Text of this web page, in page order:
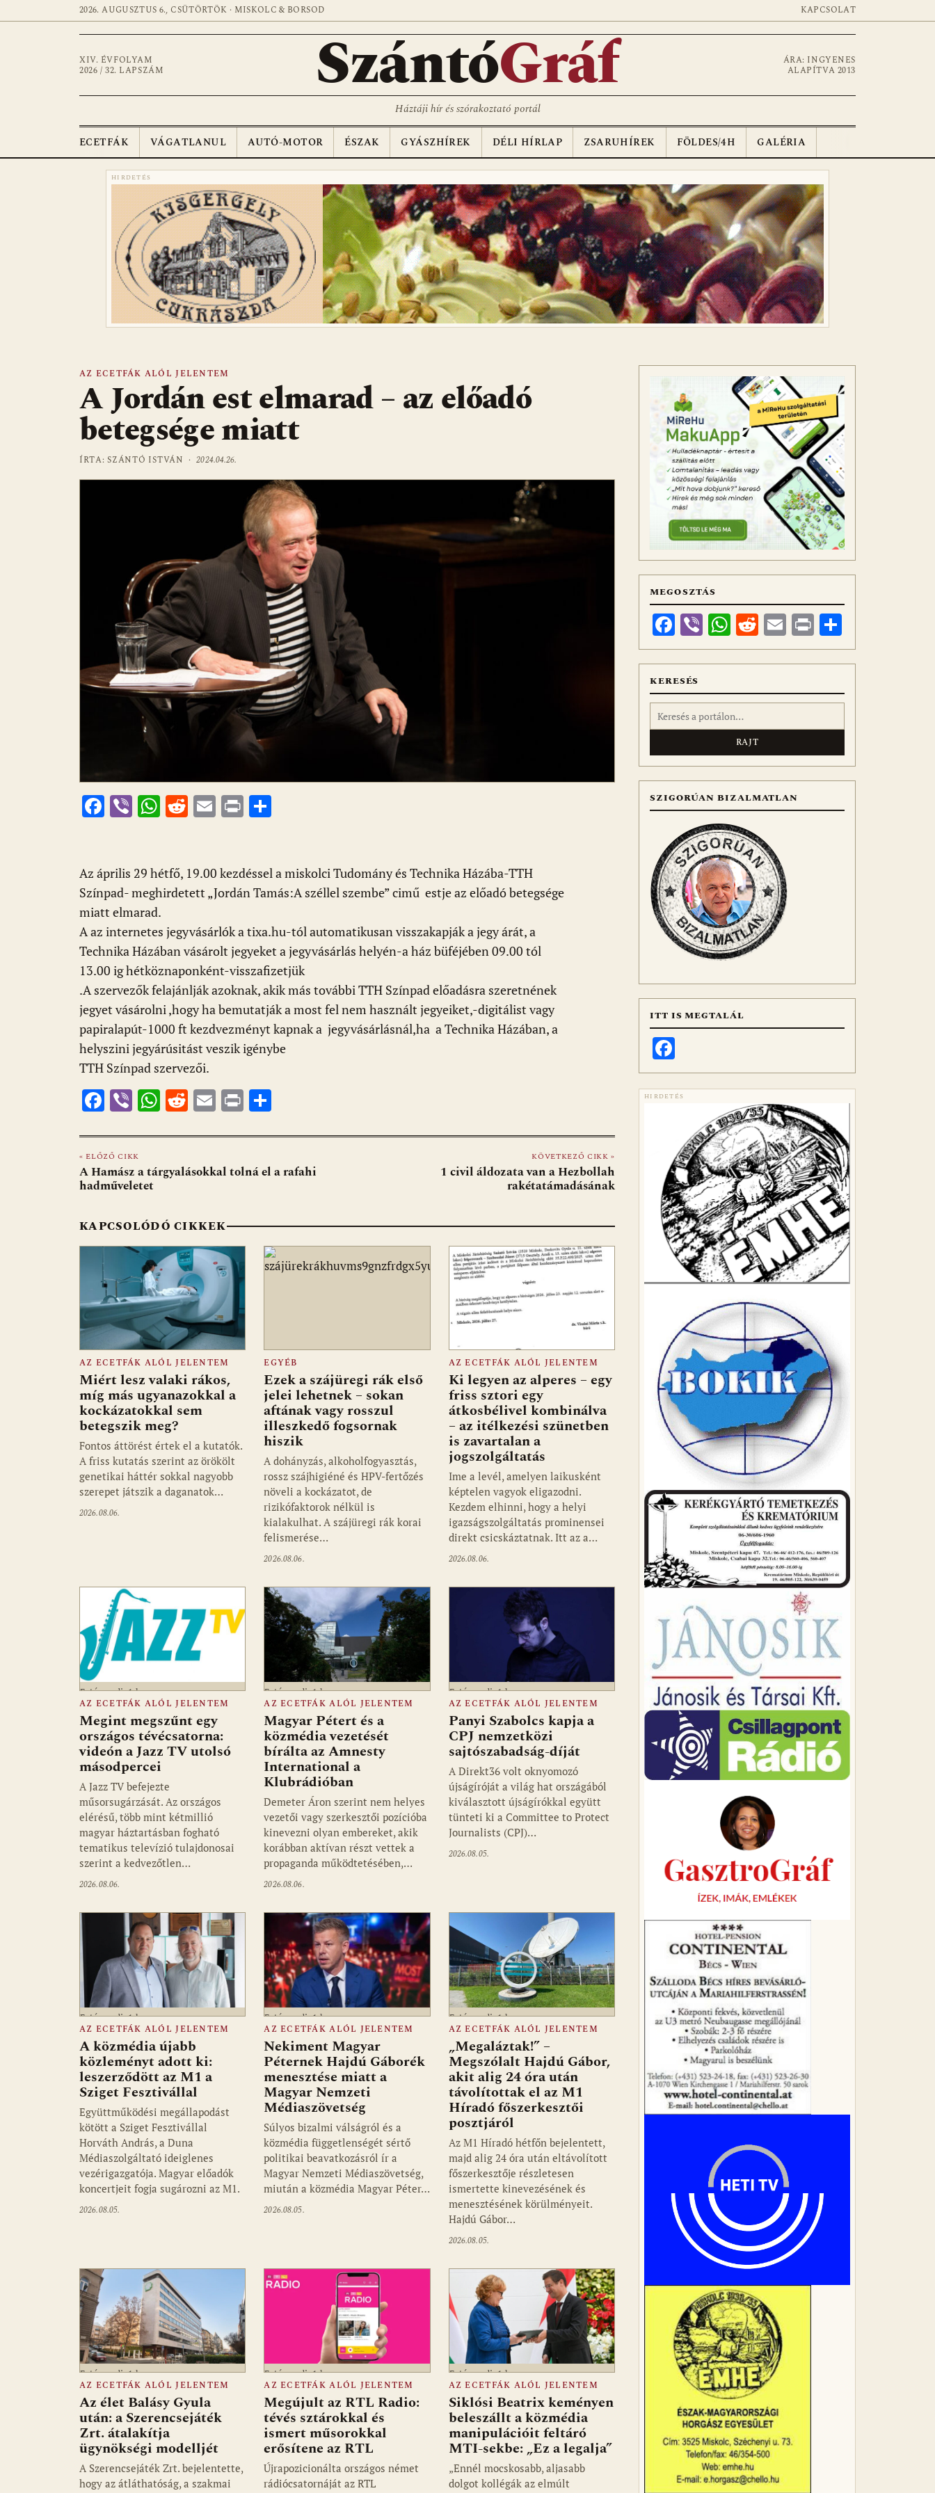
2026. AUGUSZTUS 6., CSÜTÖRTÖK · MISKOLC & BORSOD KAPCSOLAT
XIV. ÉVFOLYAM
2026 / 32. LAPSZÁM
SzántóGráf
ÁRA: INGYENES
ALAPÍTVA 2013
Háztáji hír és szórakoztató portál
ECETFÁK VÁGATLANUL AUTÓ-MOTOR ÉSZAK GYÁSZHÍREK DÉLI HÍRLAP ZSARUHÍREK FÖLDES/4H GALÉRIA
HIRDETÉS
AZ ECETFÁK ALÓL JELENTEM
A Jordán est elmarad – az előadó
betegsége miatt
ÍRTA: SZÁNTÓ ISTVÁN ·2024.04.26.
F
b
o
o
k
Vi W
s
A
p
p
R
di
t
E
l
Pr
m
e
Az április 29 hétfő, 19.00 kezdéssel a miskolci Tudomány és Technika Házába-TTH
Színpad- meghirdetett „Jordán Tamás:A széllel szembe” cimű estje az előadó betegsége
miatt elmarad.
A az internetes jegyvásárlók a tixa.hu-tól automatikusan visszakapják a jegy árát, a
Technika Házában vásárolt jegyeket a jegyvásárlás helyén-a ház büféjében 09.00 tól
13.00 ig hétköznaponként-visszafizetjük
.A szervezők felajánlják azoknak, akik más további TTH Színpad előadásra szeretnének
jegyet vásárolni ,hogy ha bemutatják a most fel nem használt jegyeiket,-digitálist vagy
papiralapút-1000 ft kezdvezményt kapnak a jegyvásárlásnál,ha a Technika Házában, a
helyszini jegyárúsitást veszik igénybe
TTH Színpad szervezői.
F
e
b
o
k
Vi
er
W
at
s
p
p
R
d
di
E
ai
l
Pr
t za
m
« ELŐZŐ CIKK
A Hamász a tárgyalásokkal tolná el a rafahi
hadműveletet
KÖVETKEZŐ CIKK »
1 civil áldozata van a Hezbollah
rakétatámadásának
KAPCSOLÓDÓ CIKKEK
AZ ECETFÁK ALÓL JELENTEM
Miért lesz valaki rákos,
míg más ugyanazokkal a
kockázatokkal sem
betegszik meg?
Fontos áttörést értek el a kutatók.
A friss kutatás szerint az örökölt
genetikai háttér sokkal nagyobb
szerepet játszik a daganatok…
2026.08.06.
EGYÉB
Ezek a szájüregi rák első
jelei lehetnek – sokan
aftának vagy rosszul
illeszkedő fogsornak
hiszik
A dohányzás, alkoholfogyasztás,
rossz szájhigiéné és HPV-fertőzés
növeli a kockázatot, de
rizikófaktorok nélkül is
kialakulhat. A szájüregi rák korai
felismerése…
2026.08.06.
AZ ECETFÁK ALÓL JELENTEM
Ki legyen az alperes – egy
friss sztori egy
átkosbélivel kombinálva
– az itélkezési szünetben
is zavartalan a
jogszolgáltatás
Ime a levél, amelyen laikusként
képtelen vagyok eligazodni.
Kezdem elhinni, hogy a helyi
igazságszolgáltatás prominensei
direkt csicskáztatnak. Itt az a…
2026.08.06.
Fotó: media1.hu
AZ ECETFÁK ALÓL JELENTEM
Megint megszűnt egy
országos tévécsatorna:
videón a Jazz TV utolsó
másodpercei
A Jazz TV befejezte
műsorsugárzását. Az országos
elérésű, több mint kétmillió
magyar háztartásban fogható
tematikus televízió tulajdonosai
szerint a kedvezőtlen…
2026.08.06.
Fotó: media1.hu
AZ ECETFÁK ALÓL JELENTEM
Magyar Pétert és a
közmédia vezetését
bírálta az Amnesty
International a
Klubrádióban
Demeter Áron szerint nem helyes
vezetői vagy szerkesztői pozícióba
kinevezni olyan embereket, akik
korábban aktívan részt vettek a
propaganda működtetésében,…
2026.08.06.
Fotó: media1.hu
AZ ECETFÁK ALÓL JELENTEM
Panyi Szabolcs kapja a
CPJ nemzetközi
sajtószabadság-díját
A Direkt36 volt oknyomozó
újságíróját a világ hat országából
kiválasztott újságírókkal együtt
tünteti ki a Committee to Protect
Journalists (CPJ)…
2026.08.05.
Fotó: media1.hu
AZ ECETFÁK ALÓL JELENTEM
A közmédia újabb
közleményt adott ki:
leszerződött az M1 a
Sziget Fesztivállal
Együttműködési megállapodást
kötött a Sziget Fesztivállal
Horváth András, a Duna
Médiaszolgáltató ideiglenes
vezérigazgatója. Magyar előadók
koncertjeit fogja sugározni az M1.
2026.08.05.
Fotó: media1.hu
AZ ECETFÁK ALÓL JELENTEM
Nekiment Magyar
Péternek Hajdú Gáborék
menesztése miatt a
Magyar Nemzeti
Médiaszövetség
Súlyos bizalmi válságról és a
közmédia függetlenségét sértő
politikai beavatkozásról ír a
Magyar Nemzeti Médiaszövetség,
miután a közmédia Magyar Péter…
2026.08.05.
Fotó: media1.hu
AZ ECETFÁK ALÓL JELENTEM
„Megaláztak!” –
Megszólalt Hajdú Gábor,
akit alig 24 óra után
távolítottak el az M1
Híradó főszerkesztői
posztjáról
Az M1 Híradó hétfőn bejelentett,
majd alig 24 óra után eltávolított
főszerkesztője részletesen
ismertette kinevezésének és
menesztésének körülményeit.
Hajdú Gábor…
2026.08.05.
Fotó: media1.hu
AZ ECETFÁK ALÓL JELENTEM
Az élet Balásy Gyula
után: a Szerencsejáték
Zrt. átalakítja
ügynökségi modelljét
A Szerencsejáték Zrt. bejelentette,
hogy az átláthatóság, a szakmai
Fotó: media1.hu
AZ ECETFÁK ALÓL JELENTEM
Megújult az RTL Radio:
tévés sztárokkal és
ismert műsorokkal
erősítene az RTL
Újrapozicionálta országos német
rádiócsatornáját az RTL
Fotó: media1.hu
AZ ECETFÁK ALÓL JELENTEM
Siklósi Beatrix keményen
beleszállt a közmédia
manipulációit feltáró
MTI-sekbe: „Ez a legalja”
„Ennél mocskosabb, aljasabb
dolgot kollégák az elmúlt
MEGOSZTÁS
Facebook
ViberWhatsApp
Reddit
Email
Print
meg
KERESÉS
Keresés:
SZIGORÚAN BIZALMATLAN
ITT IS MEGTALÁL
HIRDETÉS